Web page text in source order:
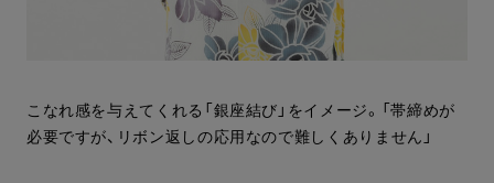
こなれ感を与えてくれる「銀座結び」をイメージ。「帯締めが
必要ですが、リボン返しの応用なので難しくありません」